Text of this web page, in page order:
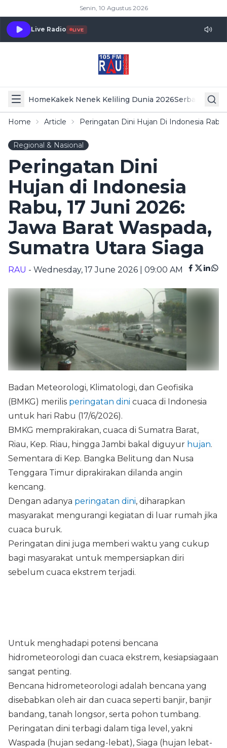
Senin, 10 Agustus 2026
Live Radio LIVE
HomeKakek Nenek Keliling Dunia 2026Serba Serbi
Home Article Peringatan Dini Hujan Di Indonesia
Regional & Nasional
Peringatan Dini
Hujan di Indonesia
Rabu, 17 Juni 2026:
Jawa Barat Waspada,
Sumatra Utara Siaga
RAU - Wednesday, 17 June 2026 | 09:00 AM
Badan Meteorologi, Klimatologi, dan Geofisika
(BMKG) merilis peringatan dini cuaca di Indonesia
untuk hari Rabu (17/6/2026).
BMKG memprakirakan, cuaca di Sumatra Barat,
Riau, Kep. Riau, hingga Jambi bakal diguyur hujan.
Sementara di Kep. Bangka Belitung dan Nusa
Tenggara Timur diprakirakan dilanda angin
kencang.
Dengan adanya peringatan dini, diharapkan
masyarakat mengurangi kegiatan di luar rumah jika
cuaca buruk.
Peringatan dini juga memberi waktu yang cukup
bagi masyarakat untuk mempersiapkan diri
sebelum cuaca ekstrem terjadi.
Untuk menghadapi potensi bencana
hidrometeorologi dan cuaca ekstrem, kesiapsiagaan
sangat penting.
Bencana hidrometeorologi adalah bencana yang
disebabkan oleh air dan cuaca seperti banjir, banjir
bandang, tanah longsor, serta pohon tumbang.
Peringatan dini terbagi dalam tiga level, yakni
Waspada (hujan sedang-lebat), Siaga (hujan lebat-